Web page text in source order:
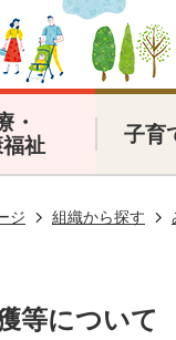
・
祉
子育
ジ 組織から探す
等について